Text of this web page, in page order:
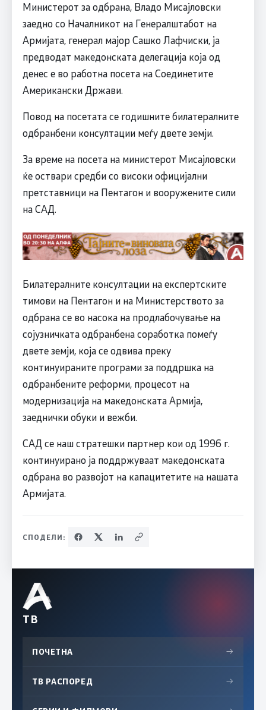
Министерот за одбрана, Владо Мисајловски
заедно со Началникот на Генералштабот на
Армијата, генерал мајор Сашко Лафчиски, ја
предводат македонската делегација која од
денес е во работна посета на Соединетите
Американски Држави.
Повод на посетата се годишните билатералните
одбранбени консултации меѓу двете земји.
За време на посета на министерот Мисајловски
ќе оствари средби со високи официјални
претставници на Пентагон и вооружените сили
на САД.
Билатералните консултации на експертските
тимови на Пентагон и на Министерството за
одбрана се во насока на продлабочување на
сојузничката одбранбена соработка помеѓу
двете земји, која се одвива преку
континуираните програми за поддршка на
одбранбените реформи, процесот на
модернизација на македонската Армија,
заеднички обуки и вежби.
САД се наш стратешки партнер кои од 1996 г.
континуирано ја поддржуваат македонската
одбрана во развојот на капацитетите на нашата
Армијата.
СПОДЕЛИ:
ТВ
ПОЧЕТНА →
ТВ РАСПОРЕД →